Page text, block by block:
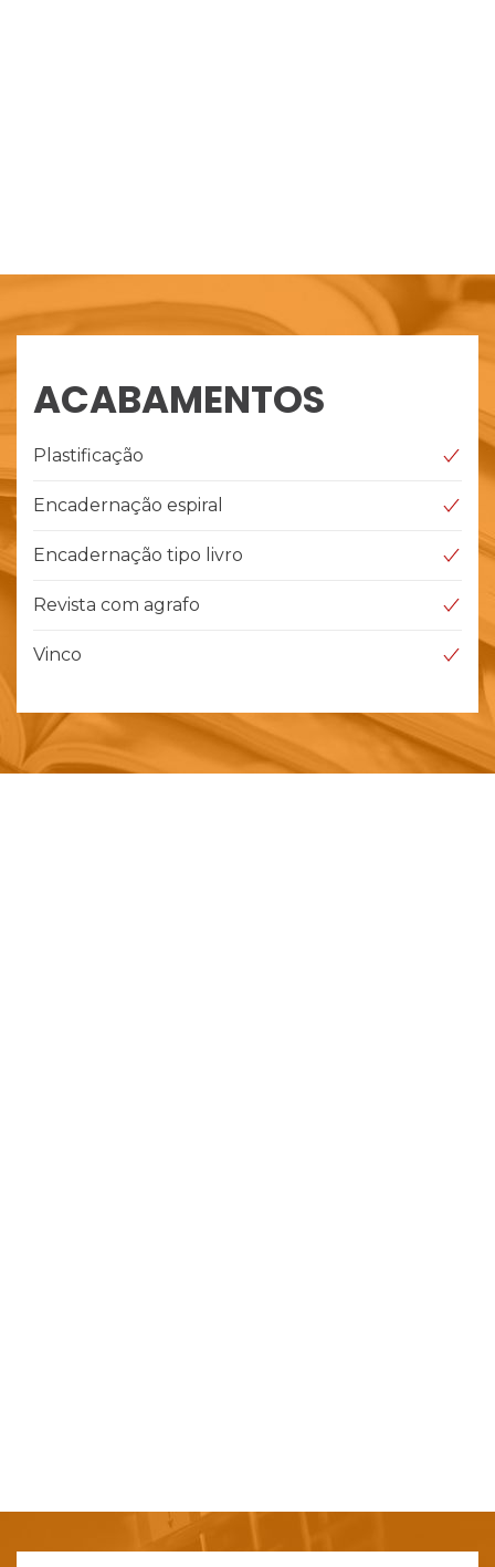
ACABAMENTOS
Plastificação
Encadernação espiral
Encadernação tipo livro
Revista com agrafo
Vinco